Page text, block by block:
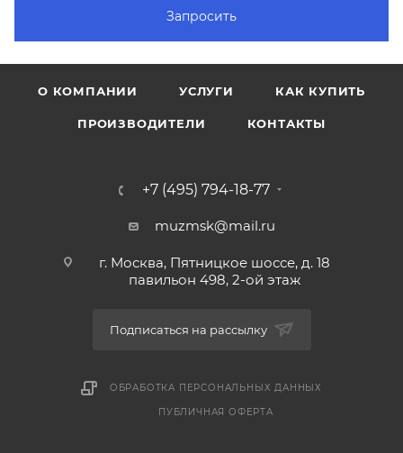
Запросить
О КОМПАНИИ УСЛУГИ КАК КУПИТЬ
ПРОИЗВОДИТЕЛИ КОНТАКТЫ
+7 (495) 794-18-77
muzmsk@mail.ru
г. Москва, Пятницкое шоссе, д. 18
павильон 498, 2-ой этаж
Подписаться на рассылку
ОБРАБОТКА ПЕРСОНАЛЬНЫХ ДАННЫХ
ПУБЛИЧНАЯ ОФЕРТА